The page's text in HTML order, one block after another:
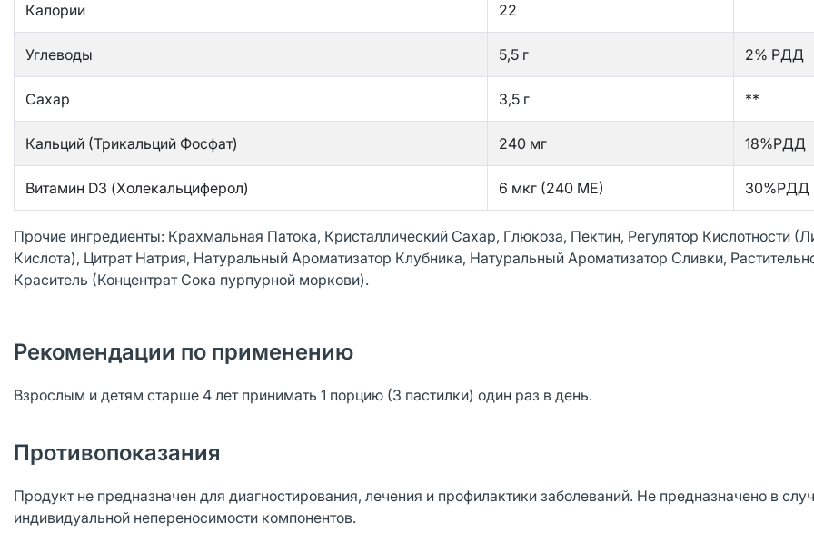
Калории 22
Углеводы 5,5 г 2% РДД
Сахар 3,5 г **
Кальций (Трикальций Фосфат) 240 мг 18%РДД
Витамин D3 (Холекальциферол) 6 мкг (240 МЕ) 30%РДД
Прочие ингредиенты: Крахмальная Патока, Кристаллический Сахар, Глюкоза, Пектин, Регулятор Кислотности
Кислота), Цитрат Натрия, Натуральный Ароматизатор Клубника, Натуральный Ароматизатор Сливки,
Краситель (Концентрат Сока пурпурной моркови).
Рекомендации по применению
Взрослым и детям старше 4 лет принимать 1 порцию (3 пастилки) один раз в день.
Противопоказания
Продукт не предназначен для диагностирования, лечения и профилактики заболеваний. Не предназначено в
индивидуальной непереносимости компонентов.